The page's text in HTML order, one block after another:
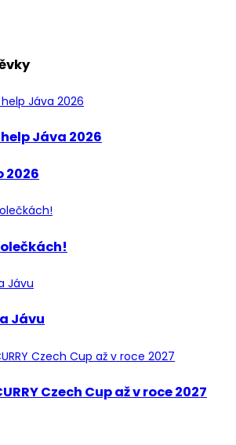
Jáva 2026
2026
Jávu
Czech Cup až v roce 2027